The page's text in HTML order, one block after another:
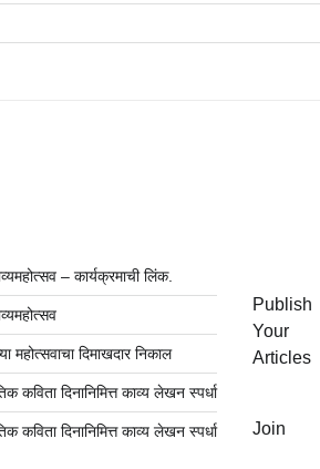
– कार्यक्रमाची लिंक.
महोत्सवाचा दिमाखदार निकाल
कविता दिनानिमित्त काव्य लेखन स्पर्धा
कविता दिनानिमित्त काव्य लेखन स्पर्धा
Publish
Your
Articles
Join